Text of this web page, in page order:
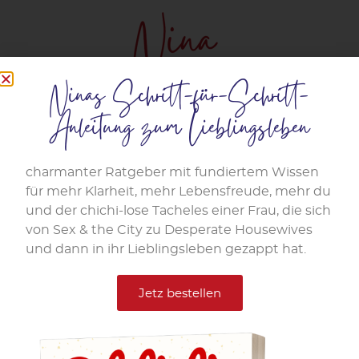
Schlagwort:Fehler
im Business
Businessaufbau für Frauen:
Die 7 klassischen Fehler –
und wie du sie vermeidest
Ninas Schritt-für-Schritt-
Anleitung zum Lieblingsleben
charmanter Ratgeber mit fundiertem Wissen
für mehr Klarheit, mehr Lebensfreude, mehr du
und der chichi-lose Tacheles einer Frau, die sich
von Sex & the City zu Desperate Housewives
und dann in ihr Lieblingsleben gezappt hat.
Jetz bestellen